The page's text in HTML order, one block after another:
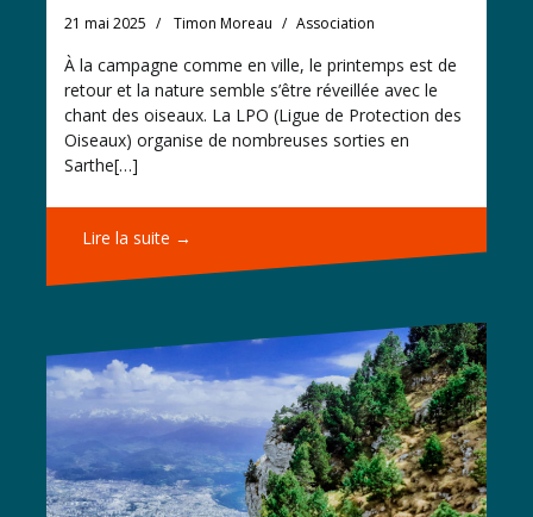
21 mai 2025 Timon Moreau Association
À la campagne comme en ville, le printemps est de
retour et la nature semble s’être réveillée avec le
chant des oiseaux. La LPO (Ligue de Protection des
Oiseaux) organise de nombreuses sorties en
Sarthe[…]
Lire la suite →